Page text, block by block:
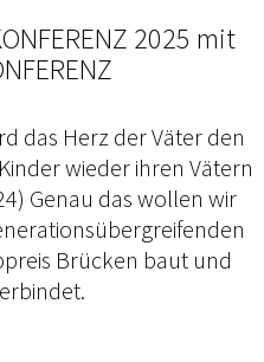
2025 mit
das Herz der Väter den
wieder ihren Vätern
Genau das wollen wir
Brücken baut und